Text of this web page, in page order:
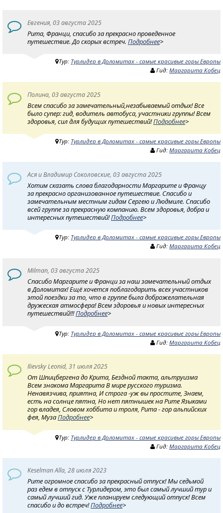
Евгения, 03 августа 2025
Рита, Франци, спасибо за прекрасно проведенное
путешествие. До скорых встреч. Подробнее>
Тур: Турлидер в Доломитах - самые красивые горы Европы
Гид: Маргарита Кобец
Полина, 03 августа 2025
Всем спасибо за замечательный,незабываемый отдых! Все
было супер: гид, водитель автобуса, участники группы! Всем
здоровья, сил для будущих путешествий!Подробнее>
Тур: Турлидер в Доломитах - самые красивые горы Европы
Гид: Маргарита Кобец
Ася и Владимир Соколовские, 03 августа 2025
Хотим сказать слова благодарности Маргарите и Францу
за прекрасно организованное путешествие. Спасибо и
замечательным местным гидам Сергею и Людмиле. Спасибо
всей группе за прекрасную компанию. Всем здоровья, добра и
интересных путешествий!Подробнее>
Тур: Турлидер в Доломитах - самые красивые горы Европы
Гид: Маргарита Кобец
Milman, 03 августа 2025
Спасибо Маргарите и Франци за наш замечательный отдых
в Доломитах! Ещё хочется поблагодарить всех участников
этой поездки за то, что в группе была доброжелательная
дружеская атмосфера! Всем здоровья и новых интересных
путешествий!!!Подробнее>
Тур: Турлидер в Доломитах - самые красивые горы Европы
Гид: Маргарита Кобец
Ilievsky Leonid, 31 июля 2025
От Шпицбергена до Крита, Бездной такта, альтруизма
Всем знакома Маргарита В мире русского туризма.
Ненавязчива, приятна, И строга -уж вы простите, Знаем,
есть на солнце пятна, Но нет пятнышек на Рите Языками
гор владея, Словом хоббита и троля, Рита - гор альпийских
фея, МузаПодробнее>
Тур: Турлидер в Доломитах - самые красивые горы Европы
Гид: Маргарита Кобец
Keselman Alla, 28 июля 2023
Рите огромное спасибо за прекрасный отпуск! Мы седьмой
раз едем в отпуск с Турлидером, это был самый лучший тур и
самый лучший гид. Уже планируем следующий отпуск! Всем
спасибо и до встреч!Подробнее>